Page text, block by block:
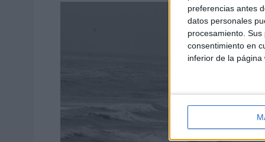
preferencias antes
datos personales
procesamiento.
consentimiento en
inferior de la página